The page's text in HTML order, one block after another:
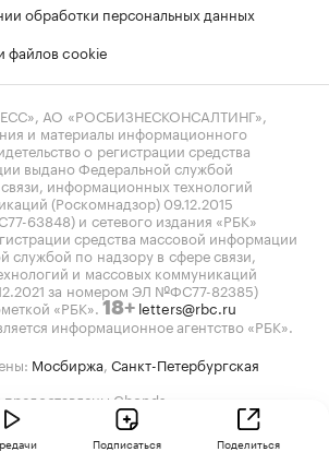
обработки персональных данных
файлов cookie
АО «РОСБИЗНЕСКОНСАЛТИНГ»,
и материалы информационного
о регистрации средства
выдано Федеральной службой
информационных технологий
(Роскомнадзор) 09.12.2015
63848) и сетевого издания «РБК»
средства массовой информации
службой по надзору в сфере связи,
и массовых коммуникаций
за номером ЭЛ №ФС77-82385)
«РБК». 18+ letters@rbc.ru
информационное агентство «РБК».
Мосбиржа Санкт-Петербургская
Cbonds.
Подписаться Поделиться